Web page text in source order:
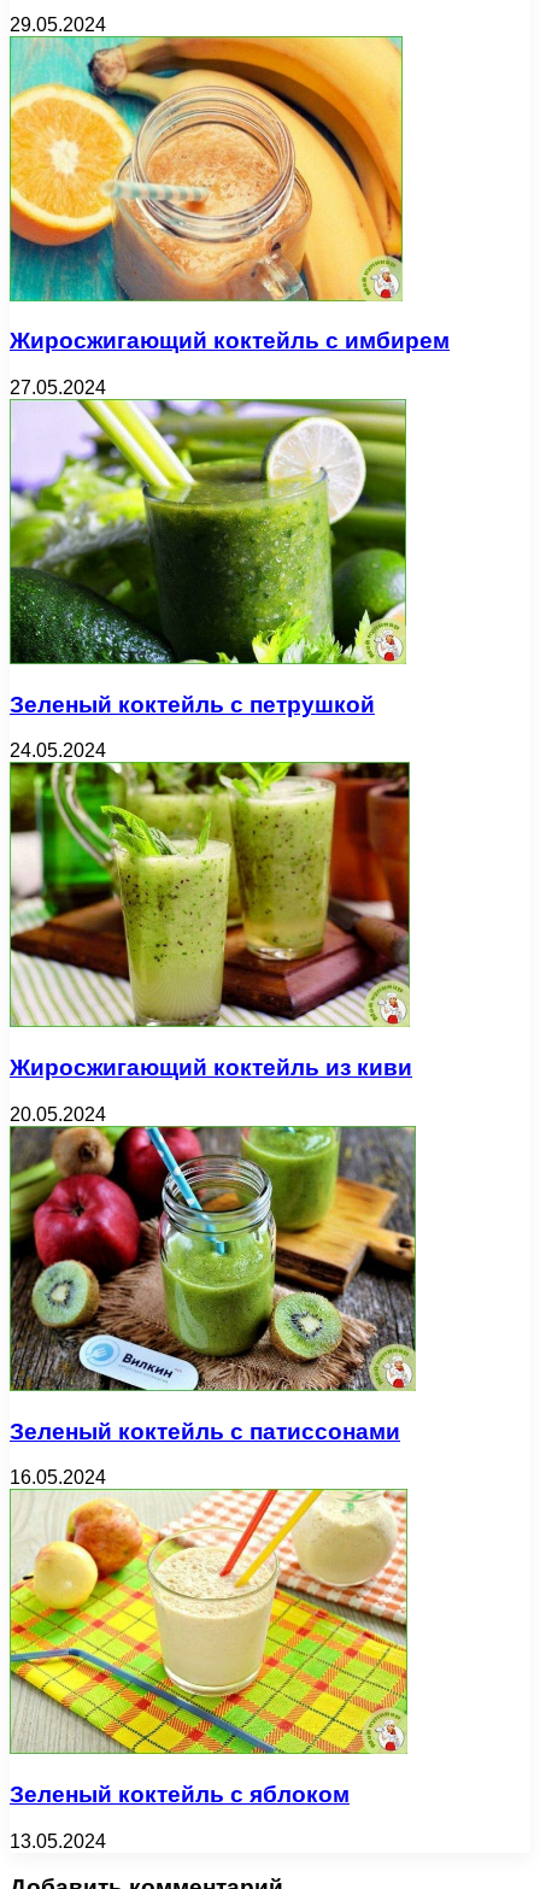
29.05.2024
Жиросжигающий коктейль с имбирем
27.05.2024
Зеленый коктейль с петрушкой
24.05.2024
Жиросжигающий коктейль из киви
20.05.2024
Зеленый коктейль с патиссонами
16.05.2024
Зеленый коктейль с яблоком
13.05.2024